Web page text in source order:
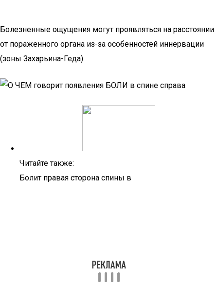
Болезненные ощущения могут проявляться на расстоянии
от пораженного органа из-за особенностей иннервации
(зоны Захарьина-Геда).
Читайте также:
Болит правая сторона спины в